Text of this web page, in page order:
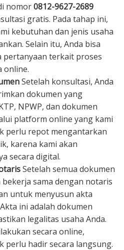
nomor0812-9627-2689
gratis. Pada tahap ini,
kebutuhan dan jenis usaha
Selain itu, Anda bisa
pertanyaan terkait proses
online.
Setelah konsultasi, Anda
dokumen yang
NPWP, dan dokumen
platform online yang kami
perlu repot mengantarkan
karena kami akan
secara digital.
Setelah semua dokumen
sama dengan notaris
untuk menyusun akta
ini adalah dokumen
legalitas usaha Anda.
secara online,
perlu hadir secara langsung.